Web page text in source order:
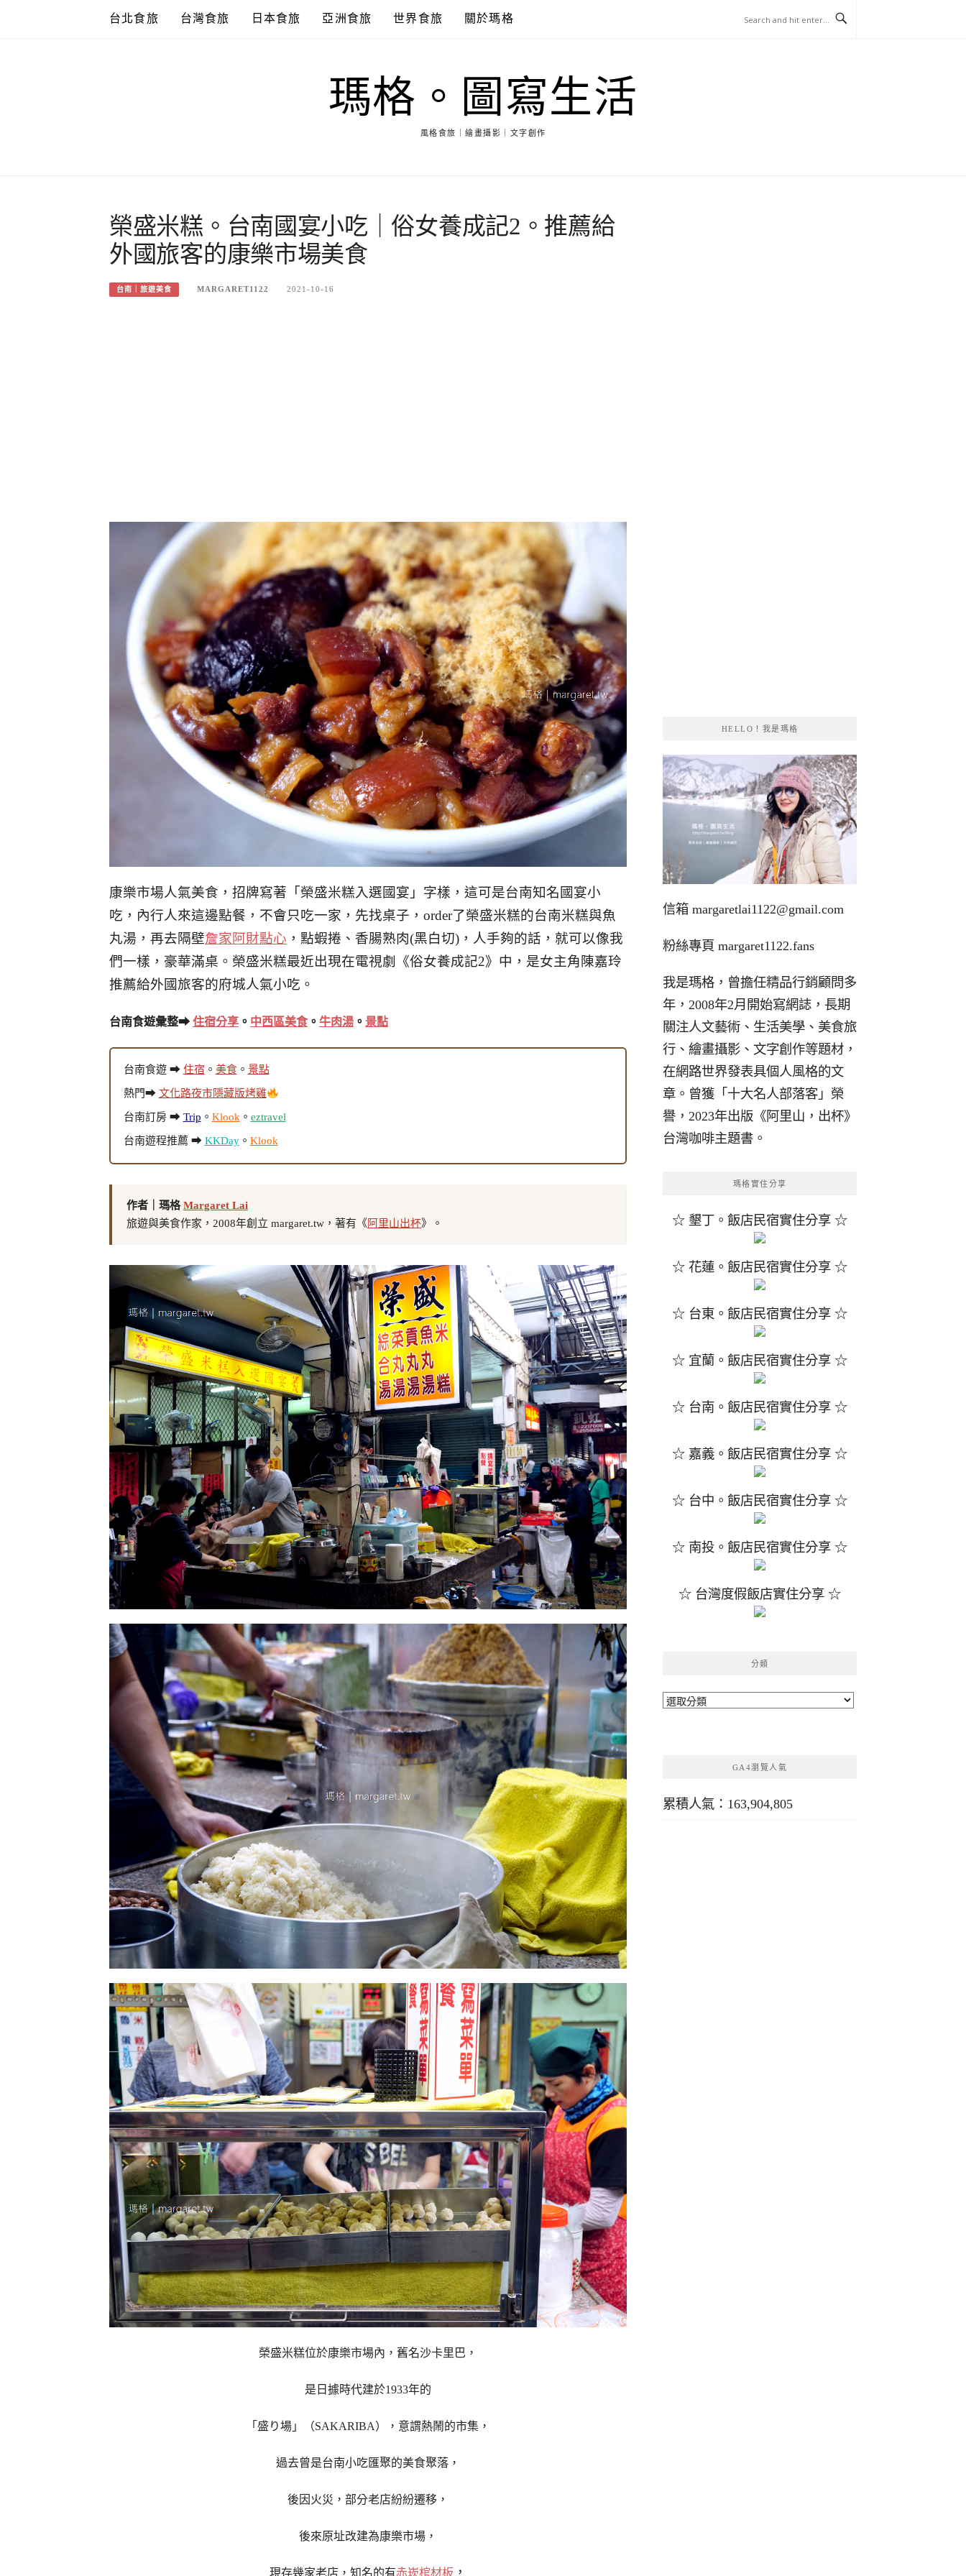
台北食旅 台灣食旅 日本食旅 亞洲食旅 世界食旅 關於瑪格
瑪格。圖寫生活
風格食旅｜繪畫攝影｜文字創作
榮盛米糕。台南國宴小吃｜俗女養成記2。推薦給
外國旅客的康樂市場美食
台南｜旅遊美食 MARGARET1122 2021-10-16
康樂市場人氣美食， 招牌寫著「榮盛米糕入選國宴」字樣， 這可是台南知名國宴小
吃， 內行人來這邊點餐，不會只吃一家， 先找桌子，order了榮盛米糕的台南米糕與魚
丸湯， 再去隔壁詹家阿財點心 ，點蝦捲、香腸熟肉(黑白切)， 人手夠的話，就可以像我
們一樣，豪華滿桌。榮盛米糕最近出現在電視劇《俗女養成記2》中，是女主角陳嘉玲
推薦給外國旅客的府城人氣小吃。
台南食遊彙整➡ 住宿分享 。 中西區美食。 牛肉湯 。 景點
台南食遊 ➡ 住宿 。 美食。 景點
熱門➡ 文化路夜市隱藏版烤雞
台南訂房 ➡ Trip 。 Klook 。 eztravel
台南遊程推薦 ➡ KKDay。 Klook
作者｜瑪格Margaret Lai
旅遊與美食作家，2008年創立 margaret.tw，著有《阿里山出杯》。
榮盛米糕位於康樂市場內，舊名沙卡里巴，
是日據時代建於1933年的
「盛り場」（SAKARIBA）， 意謂熱鬧的市集，
過去曾是台南小吃匯聚的美食聚落，
後因火災，部分老店紛紛遷移，
後來原址改建為康樂市場，
現存幾家老店，知名的有赤崁棺材板 ，
HELLO！我是瑪格
信箱 margaretlai1122@gmail.com
粉絲專頁 margaret1122.fans
我是瑪格，曾擔任精品行銷顧問多
年，2008年2月開始寫網誌，長期
關注人文藝術、生活美學、美食旅
行、繪畫攝影、文字創作等題材，
在網路世界發表具個人風格的文
章。曾獲「十大名人部落客」榮
譽，2023年出版《阿里山，出杯》
台灣咖啡主題書。
瑪格實住分享
☆ 墾丁。飯店民宿實住分享 ☆
☆ 花蓮。飯店民宿實住分享 ☆
☆ 台東。飯店民宿實住分享 ☆
☆ 宜蘭。飯店民宿實住分享 ☆
☆ 台南。飯店民宿實住分享 ☆
☆ 嘉義。飯店民宿實住分享 ☆
☆ 台中。飯店民宿實住分享 ☆
☆ 南投。飯店民宿實住分享 ☆
☆ 台灣度假飯店實住分享 ☆
分類
分
GA4瀏覽人氣
累積人氣：163,904,805